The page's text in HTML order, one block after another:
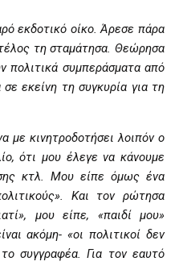
εκδοτικό οίκο. Άρεσε πάρα
τη σταμάτησα. Θεώρησα
πολιτικά συμπεράσματα από
εκείνη τη συγκυρία για τη
με κινητροδοτήσει λοιπόν ο
ότι μου έλεγε να κάνουμε
κτλ. Μου είπε όμως ένα
Και τον ρώτησα
μου είπε, «παιδί μου»
ακόμη- «οι πολιτικοί δεν
συγγραφέα. Για τον εαυτό